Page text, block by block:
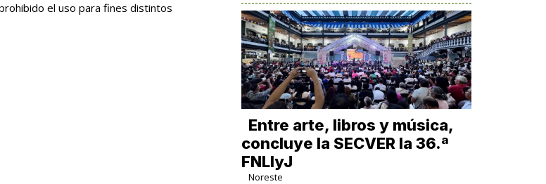
el uso para fines distintos
Entre arte, libros y música,
concluye la SECVER la 36.ª
FNLIyJ
Noreste